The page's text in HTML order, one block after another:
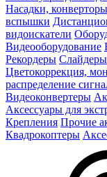
Насадки,
вспышки
видоискатели
Видеооборудование
Рекордеры Слайдеры
Цветокоррекция,
распределение
Видеоконвертеры
Аксессуары для
Крепления Прочие
Квадрокоптеры